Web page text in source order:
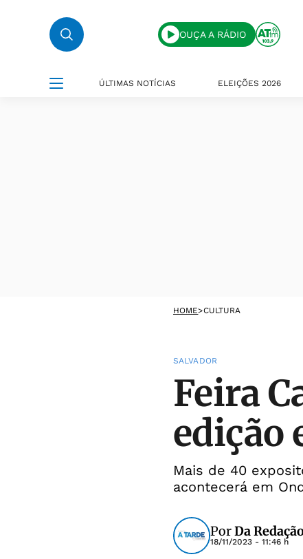
OUÇA A RÁDIO
ÚLTIMAS NOTÍCIAS ELEIÇÕES 2026
HOME>CULTURA
SALVADOR
Feira
edição
Mais de 40
acontecerá em
PorDa
18/11/2023 - 11:46 h